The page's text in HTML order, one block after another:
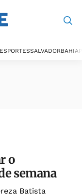
ESPORTESSALVADORBAHIA
o
semana
Batista